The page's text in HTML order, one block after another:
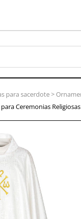
para sacerdote>
Ceremonias